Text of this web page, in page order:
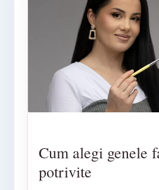
Cum alegi genele
potrivite